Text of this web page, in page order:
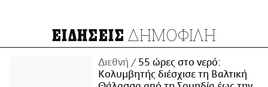
ΕΙΔΗΣΕΙΣ ΔΗΜΟΦΙΛΗ
Διεθνή
55 ώρες στο νερό:
Κολυμβητής διέσχισε τη Βαλτική